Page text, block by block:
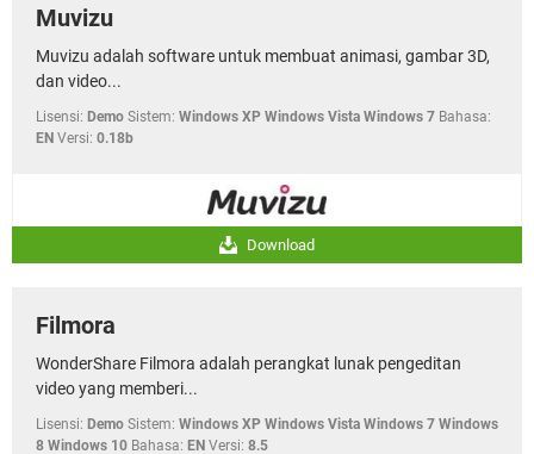
Muvizu
Muvizu adalah software untuk membuat animasi, gambar 3D,
dan video...
Lisensi: Demo Sistem: Windows XP Windows Vista Windows 7 Bahasa:
EN Versi: 0.18b
Download
Filmora
WonderShare Filmora adalah perangkat lunak pengeditan
video yang memberi...
Lisensi: Demo Sistem: Windows XP Windows Vista Windows 7 Windows
8 Windows 10 Bahasa: EN Versi: 8.5